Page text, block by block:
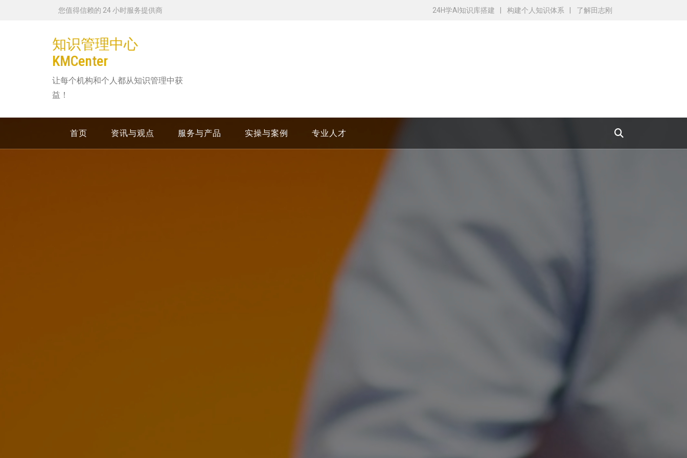
您值得信赖的 24 小时服务提供商 24H学AI知识库搭建 构建个人知识体系 了解田志刚
知识管理中心
KMCenter
让每个机构和个人都从知识管理中获
益！
首页 资讯与观点 服务与产品 实操与案例 专业人才